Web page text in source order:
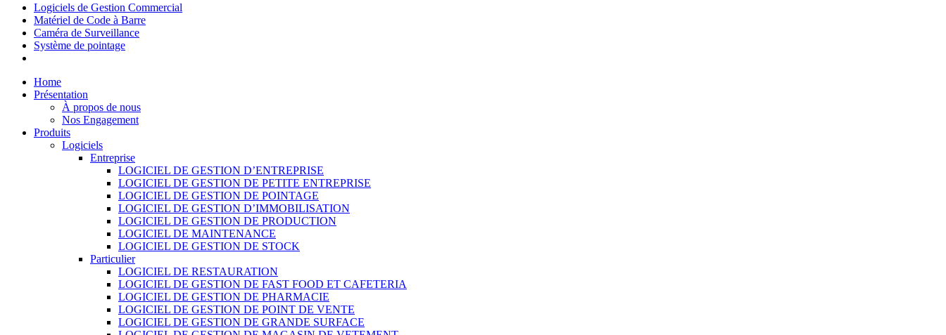
Logiciels de Gestion Commercial
Matériel de Code à Barre
Caméra de Surveillance
Système de pointage
Home
Présentation
À propos de nous
Nos Engagement
Produits
Logiciels
Entreprise
LOGICIEL DE GESTION D’ENTREPRISE
LOGICIEL DE GESTION DE PETITE ENTREPRISE
LOGICIEL DE GESTION DE POINTAGE
LOGICIEL DE GESTION D’IMMOBILISATION
LOGICIEL DE GESTION DE PRODUCTION
LOGICIEL DE MAINTENANCE
LOGICIEL DE GESTION DE STOCK
Particulier
LOGICIEL DE RESTAURATION
LOGICIEL DE GESTION DE FAST FOOD ET CAFETERIA
LOGICIEL DE GESTION DE PHARMACIE
LOGICIEL DE GESTION DE POINT DE VENTE
LOGICIEL DE GESTION DE GRANDE SURFACE